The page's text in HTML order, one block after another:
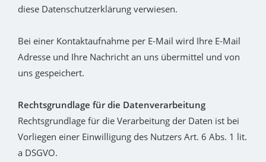
diese Datenschutzerklärung verwiesen.
Bei einer Kontaktaufnahme per E-Mail wird Ihre E-Mail
Adresse und Ihre Nachricht an uns übermittel und von
uns gespeichert.
Rechtsgrundlage für die Datenverarbeitung
Rechtsgrundlage für die Verarbeitung der Daten ist bei
Vorliegen einer Einwilligung des Nutzers Art. 6 Abs. 1 lit.
a DSGVO.